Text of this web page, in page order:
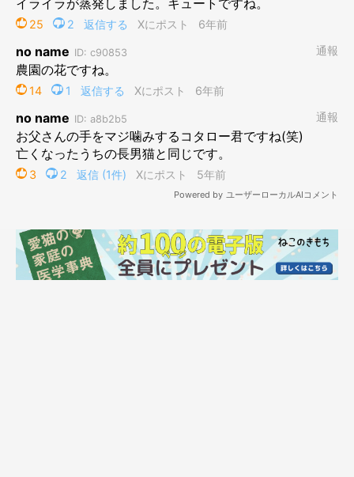
@DAYS31612434
ふみふみ…ふみふみ
コタローくん、スコップを使っている飼い主さんを邪魔しちゃい
ました（笑）